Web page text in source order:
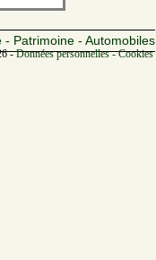
Patrimoine - Automobiles
-Données personnelles -